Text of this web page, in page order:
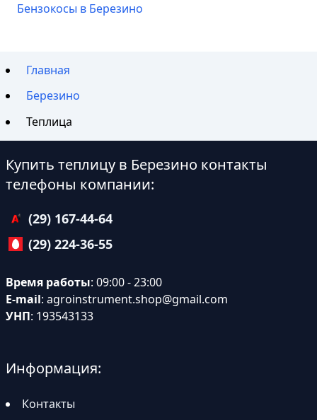
Бензокосы в Березино
Главная
Березино
Теплица
Купить теплицу в Березино контакты
телефоны компании:
(29) 167-44-64
(29) 224-36-55
Время работы: 09:00 - 23:00
E-mail: agroinstrument.shop@gmail.com
УНП: 193543133
Информация:
Контакты